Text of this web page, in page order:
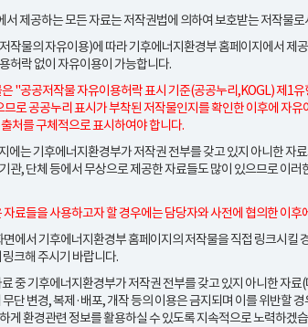
제공하는 모든 자료는 저작권법에 의하여 보호받는 저작물
물의 자유이용)에 따라 기후에너지환경부 홈페이지에서 제
허락 없이 자유이용이 가능합니다.
"공공저작물 자유이용허락 표시 기준(공공누리,KOGL) 제1
로 공공누리 표시가 부착된 저작물인지를 확인한 이후에 자
처를 구체적으로 표시하여야 합니다.
는 기후에너지환경부가 저작권 전부를 갖고 있지 아니한 자
관, 단체 등에서 무상으로 제공한 자료들도 많이 있으므로 이
료들을 사용하고자 할 경우에는 담당자와 사전에 협의한 이후
에서 기후에너지환경부 홈페이지의 저작물을 직접 링크시킬
크해 주시기 바랍니다.
중 기후에너지환경부가 저작권 전부를 갖고 있지 아니한 자
단 변경, 복제·배포, 개작 등의 이용은 금지되며 이를 위반할
게 환경관련 정보를 활용하실 수 있도록 지속적으로 노력하겠